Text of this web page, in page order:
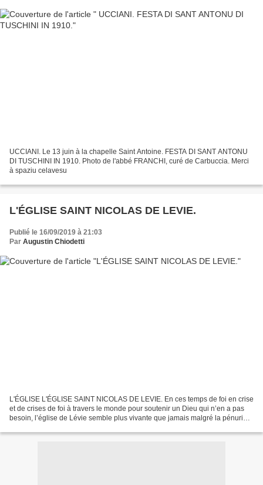
UCCIANI. Le 13 juin à la chapelle Saint Antoine. FESTA DI SANT ANTONU
DI TUSCHINI IN 1910. Photo de l'abbé FRANCHI, curé de Carbuccia. Merci
à spaziu celavesu
L'ÉGLISE SAINT NICOLAS DE LEVIE.
Publié le 16/09/2019 à 21:03
Par Augustin Chiodetti
L'ÉGLISE L'ÉGLISE SAINT NICOLAS DE LEVIE. En ces temps de foi en crise
et de crises de foi à travers le monde pour soutenir un Dieu qui n’en a pas
besoin, l’église de Lévie semble plus vivante que jamais malgré la pénurie